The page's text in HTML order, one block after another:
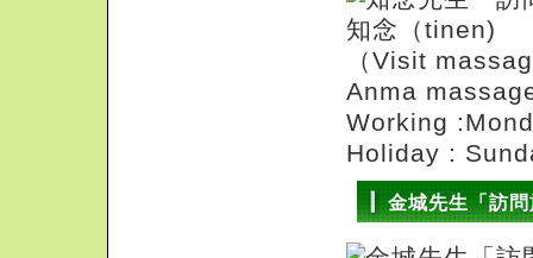
知念（tinen)
（Visit
Anma
Working
Holiday :
金城先生「訪